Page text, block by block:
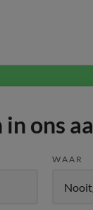
ons
WAAR